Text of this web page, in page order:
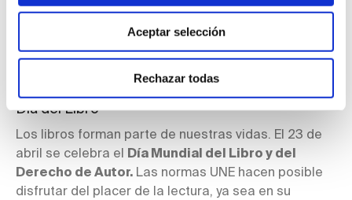
Aceptar selección
Rechazar todas
Día del Libro
Los libros forman parte de nuestras vidas. El 23 de
abril se celebra el
Día Mundial del Libro y del
Derecho de Autor. Las normas UNE hacen posible
disfrutar del placer de la lectura, ya sea en su